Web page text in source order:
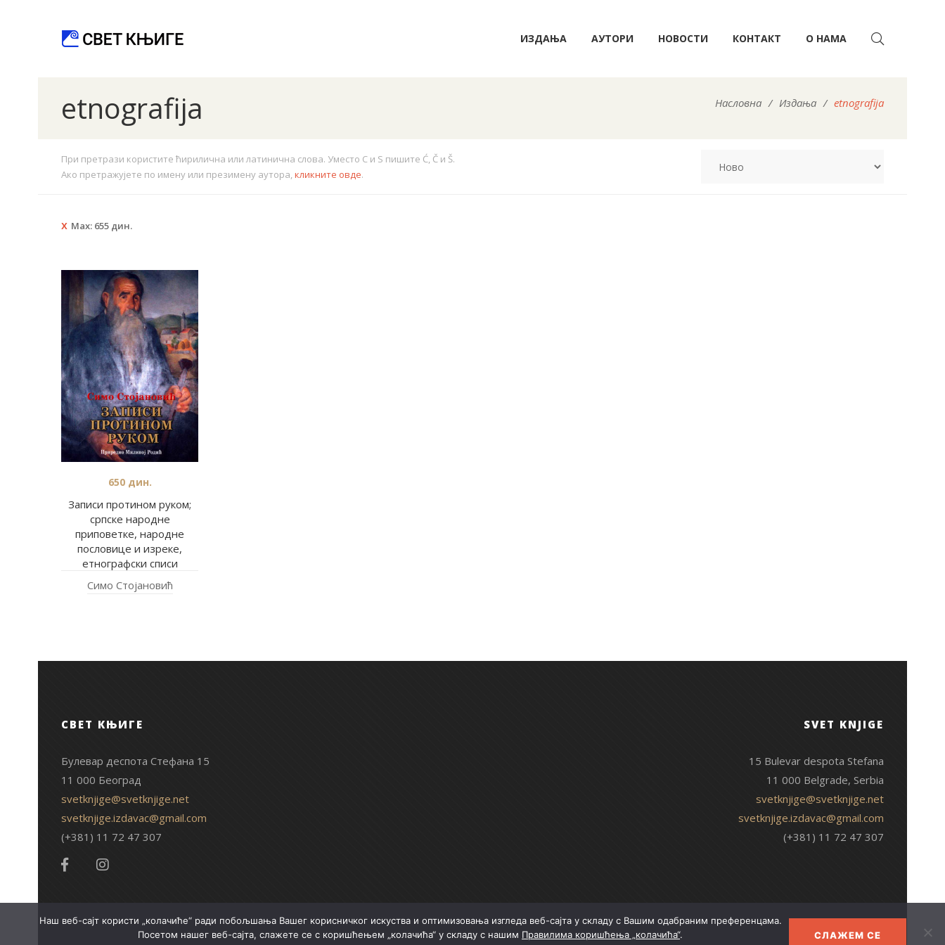
ИЗДАЊА АУТОРИ НОВОСТИ КОНТАКТ О НАМА
etnografija Насловна / Издања / etnografija
При претрази користите ћирилична или латинична слова. Уместо C и S пишите Ć, Č и Š.
Ако претражујете по имену или презимену аутора,кликните овде.
Max: 655 дин.
Записи протином руком;
српске народне
приповетке, народне
пословице и изреке,
етнографски списи
650дин.
Симо Стојановић
СВЕТ КЊИГЕ
Булевар деспота Стефана 15
11 000 Београд
svetknjige@svetknjige.net
svetknjige.izdavac@gmail.com
(+381) 11 72 47 307
SVET KNJIGE
15 Bulevar despota Stefana
11 000 Belgrade, Serbia
svetknjige@svetknjige.net
svetknjige.izdavac@gmail.com
(+381) 11 72 47 307
© 2026 Свет књиге
Наш веб-сајт користи „колачиће“ ради побољшања Вашег корисничког искуства и оптимизовања изгледа веб-сајта у складу с Вашим одабраним преференцама.
Посетом нашег веб-сајта, слажете се с коришћењем „колачића“ у складу с нашим Правилима коришћења „колачића“. СЛАЖЕМ СЕ